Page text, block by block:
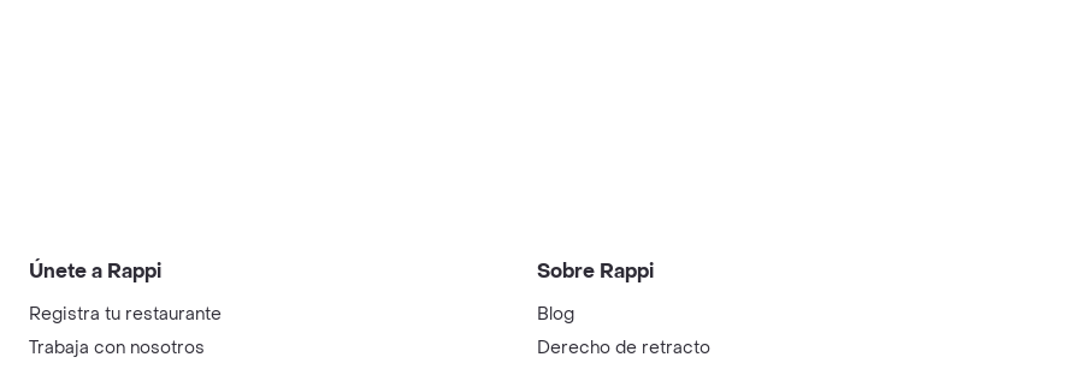
Únete a Rappi
Registra tu restaurante
Trabaja con nosotros
Sobre Rappi
Blog
Derecho de retracto